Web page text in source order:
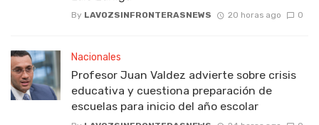
By LAVOZSINFRONTERASNEWS 20 horas ago 0
Nacionales
Profesor Juan Valdez advierte sobre crisis
educativa y cuestiona preparación de
escuelas para inicio del año escolar